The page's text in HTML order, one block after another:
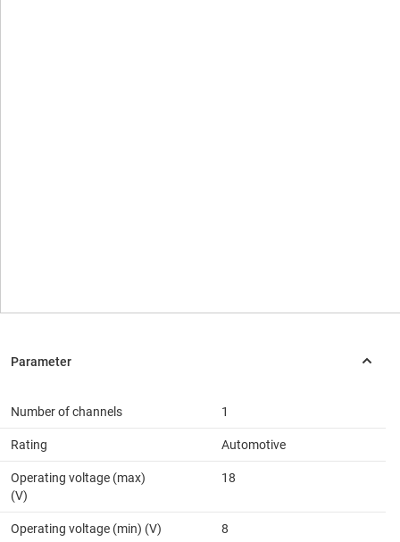
Number of channels 1
Rating Automotive
Operating voltage (max)
(V)
18
Operating voltage (min) (V) 8